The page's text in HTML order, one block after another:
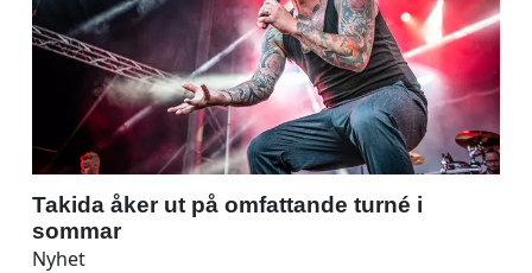
Takida åker ut på omfattande turné i
sommar
Nyhet